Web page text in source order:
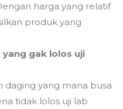
harga yang relatif
produk yang
yang gak lolos uji
daging yang mana busa
tidak lolos uji lab